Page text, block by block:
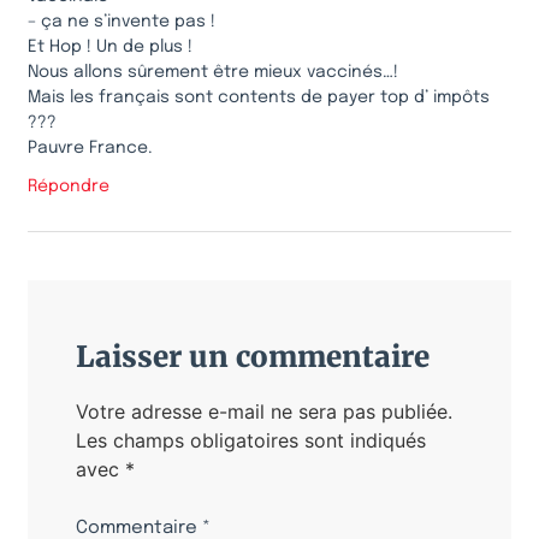
– ça ne s’invente pas !
Et Hop ! Un de plus !
Nous allons sûrement être mieux vaccinés…!
Mais les français sont contents de payer top d’ impôts
???
Pauvre France.
Répondre
Laisser un commentaire
Votre adresse e-mail ne sera pas publiée.
Les champs obligatoires sont indiqués
avec *
Commentaire *